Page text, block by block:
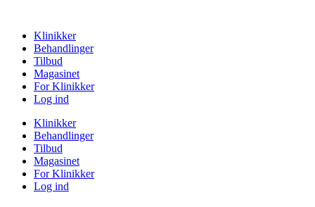
Klinikker
Behandlinger
Tilbud
Magasinet
For Klinikker
Log ind
Klinikker
Behandlinger
Tilbud
Magasinet
For Klinikker
Log ind